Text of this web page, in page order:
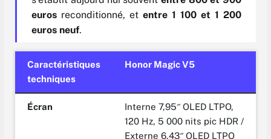
eurosreconditionné, et entre 1 100 et 1 200
euros neuf.
Caractéristiques
techniques
Honor Magic V5
Écran
Interne 7,95″ OLED LTPO,
120 Hz, 5 000 nits pic HDR /
Externe 6,43″ OLED LTPO